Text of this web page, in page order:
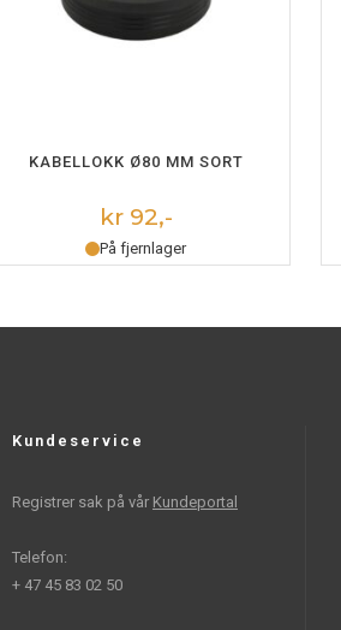
LEGG I HANDLEKURV
KABELLOKK Ø80 MM SORT
kr 92,-
På fjernlager
Kundeservice
Registrer sak på vår Kundeportal
Telefon:
+ 47 45 83 02 50